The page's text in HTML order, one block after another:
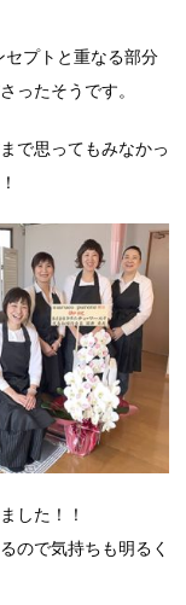
セプトと重なる部分
ったそうです。
で思ってもみなかっ
した！！
ので気持ちも明るく